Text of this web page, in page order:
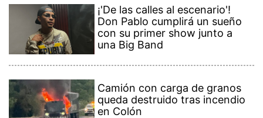
¡'De las calles al escenario'!
Don Pablo cumplirá un sueño
con su primer show junto a
una Big Band
Camión con carga de granos
queda destruido tras incendio
en Colón